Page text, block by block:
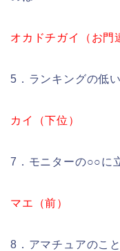
オカドチガイ（お門
5．ランキングの低
カイ（下位）
7．モニターの○○に
マエ（前）
8．アマチュアのこ